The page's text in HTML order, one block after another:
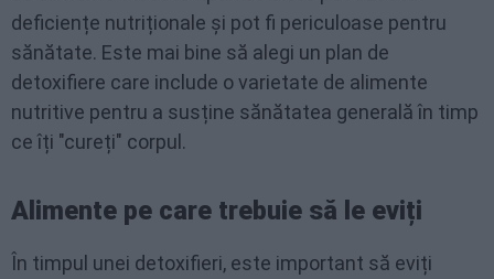
deficiențe nutriționale și pot fi periculoase pentru
sănătate. Este mai bine să alegi un plan de
detoxifiere care include o varietate de alimente
nutritive pentru a susține sănătatea generală în timp
ce îți "cureți" corpul.
Alimente pe care trebuie să le eviți
În timpul unei detoxifieri, este important să eviți